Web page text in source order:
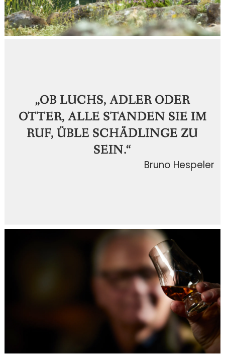
„OB LUCHS, ADLER ODER
OTTER, ALLE STANDEN SIE IM
RUF, ÜBLE SCHÄDLINGE ZU
SEIN.“
Bruno Hespeler